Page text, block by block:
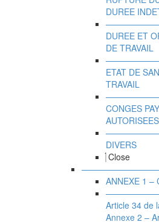
DUREE
DUREE ET
DE TRAVAIL
ETAT DE
TRAVAIL
CONGES
AUTORISEES
DIVERS
Close
ANNEXE 1 –
Article 34 de
Annexe 2 –